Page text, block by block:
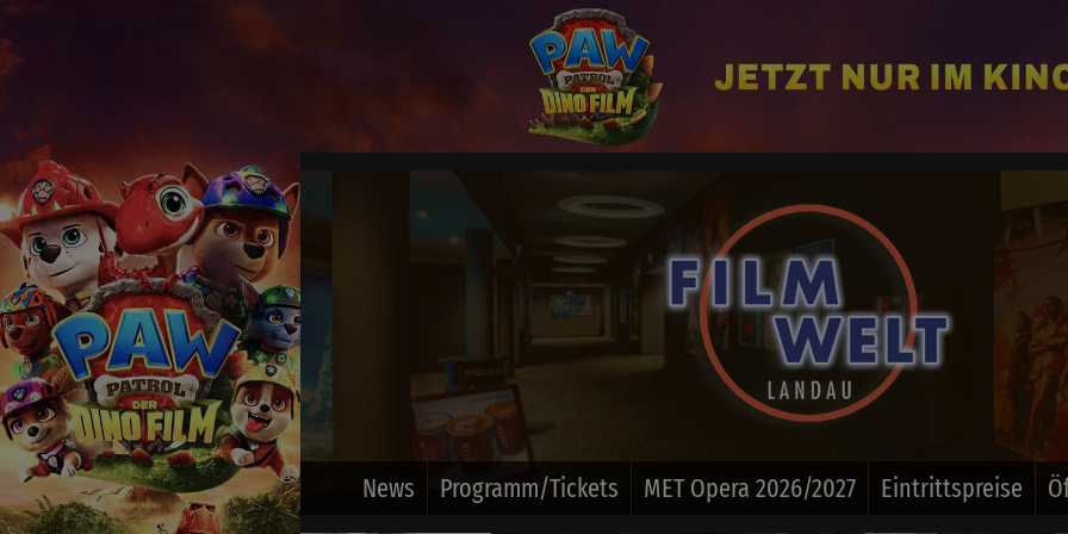
News Programm/Tickets MET Opera 2026/2027 Eintrittspreise